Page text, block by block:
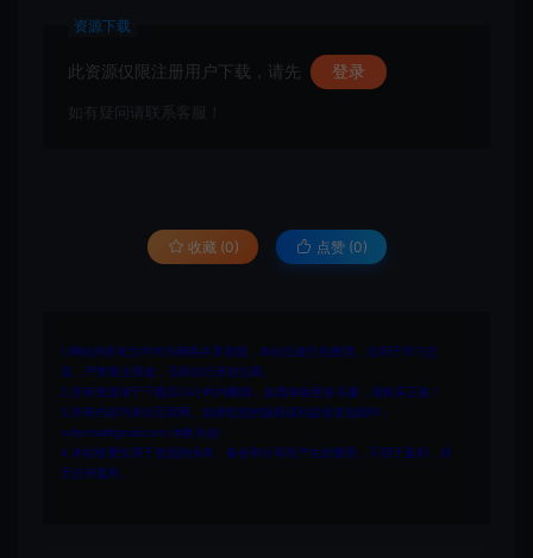
资源下载
此资源仅限注册用户下载，请先 登录
如有疑问请联系客服！
收藏 (0) 点赞 (0)
1.网站内所有文件均为网络共享资源，本站仅做打包整理。仅用于学习交
流，严禁商业用途，否则自行承担后果。
2.所有资源请于下载后24小时内删除。如需体验更多乐趣，请购买正版！
3.所有内容均来自互联网。如侵犯您的版权或利益请发送邮件：
cvformat#gmail.com (#换为@)
4.本站收费仅用于资源的保存、备份和分享所产生的费用，不用于盈利，亦
无任何盈利。